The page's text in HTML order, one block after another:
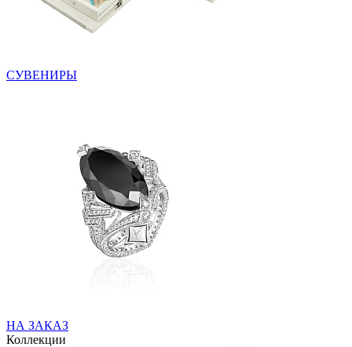
СУВЕНИРЫ
НА ЗАКАЗ
Коллекции